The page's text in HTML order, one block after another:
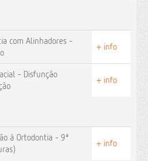
com Alinhadores -
+ info
- Disfunção
+ info
à Ortodontia - 9ª
+ info